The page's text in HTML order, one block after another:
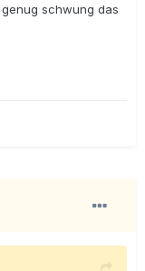
schwung das